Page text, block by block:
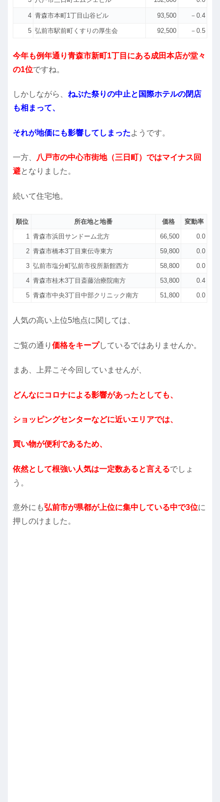
4 青森市本町1丁目山谷ビル 93,500 －0.4
5 弘前市駅前町くすりの厚生会 92,500 －0.5
今年も例年通り青森市新町1丁目にある成田本店が堂々
の1位ですね。
しかしながら、 ねぶた祭りの中止と国際ホテルの閉店
も相まって、
それが地価にも影響してしまったようです。
一方、
八戸市の中心市街地（三日町）ではマイナス回
避となりました。
続いて住宅地。
順位 所在地と地番 価格
変動率
1 青森市浜田サンドーム北方 66,500
0.0
2 青森市橋本3丁目東伝寺東方 59,800
0.0
3 弘前市塩分町弘前市役所新館西方 58,800
0.0
4 青森市桂木3丁目斎藤治療院南方 53,800
0.4
5 青森市中央3丁目中部クリニック南方 51,800 0.0
人気の高い上位5地点に関しては、
ご覧の通り 価格をキープしているではありませんか。
まあ、上昇こそ今回していませんが、
どんなにコロナによる影響があったとしても、
ショッピングセンターなどに近いエリアでは、
買い物が便利であるため、
依然として根強い人気は一定数あると言えるでしょ
う。
意外にも弘前市が県都が上位に集中している中で3位に
押しのけました。